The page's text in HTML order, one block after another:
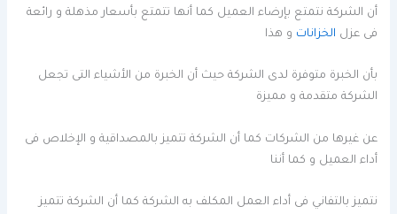
أن الشركة نتمتع بإرضاء العميل كما أنها تتمتع بأسعار مذهلة و رائعة
فى عزل الخزانات و هذا
بأن الخبرة متوفرة لدى الشركة حيث أن الخبرة من الأشياء التى تجعل
الشركة متقدمة و مميزة
عن غيرها من الشركات كما أن الشركة تتميز بالمصداقية و الإخلاص فى
أداء العميل و كما أننا
نتميز بالتفاني فى أداء العمل المكلف به الشركة كما أن الشركة تتميز